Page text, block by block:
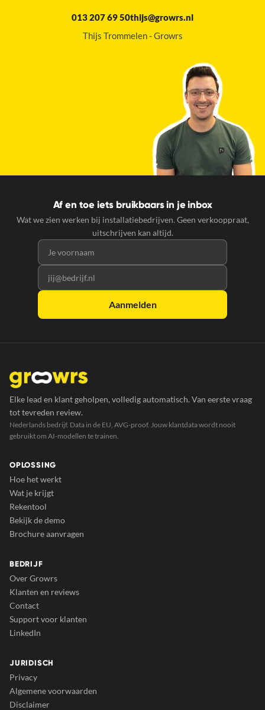
013 207 69 50thijs@growrs.nl
Thijs Trommelen - Growrs
Af en toe iets bruikbaars in je inbox
Wat we zien werken bij installatiebedrijven. Geen verkooppraat,
uitschrijven kan altijd.
Voornaam
E-mailadres
Aanmelden
Elke lead en klant geholpen, volledig automatisch. Van eerste vraag
tot tevreden review.
Nederlands bedrijf. Data in de EU, AVG-proof. Jouw klantdata wordt nooit
gebruikt om AI-modellen te trainen.
OPLOSSING
Hoe het werkt
Wat je krijgt
Rekentool
Bekijk de demo
Brochure aanvragen
BEDRIJF
Over Growrs
Klanten en reviews
Contact
Support voor klanten
LinkedIn
JURIDISCH
Privacy
Algemene voorwaarden
Disclaimer